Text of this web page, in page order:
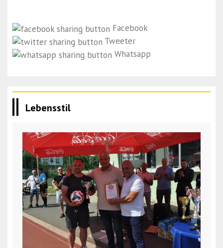
Facebook
Tweeter
Whatsapp
Lebensstil